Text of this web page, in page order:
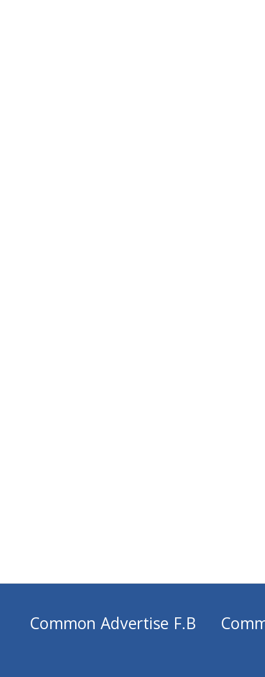
Common Advertise F.B